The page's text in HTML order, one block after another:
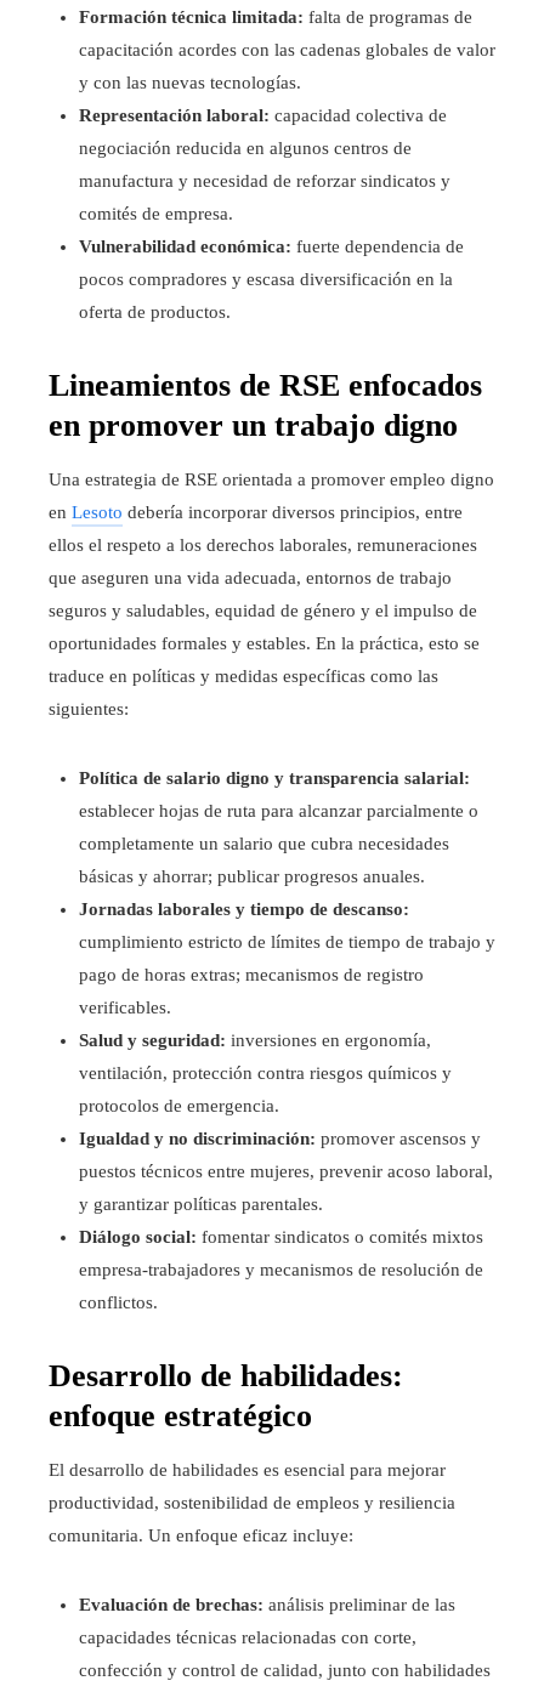
Formación técnica limitada: falta de programas de
capacitación acordes con las cadenas globales de valor
y con las nuevas tecnologías.
Representación laboral: capacidad colectiva de
negociación reducida en algunos centros de
manufactura y necesidad de reforzar sindicatos y
comités de empresa.
Vulnerabilidad económica: fuerte dependencia de
pocos compradores y escasa diversificación en la
oferta de productos.
Lineamientos de RSE enfocados
en promover un trabajo digno
Una estrategia de RSE orientada a promover empleo digno
en Lesoto debería incorporar diversos principios, entre
ellos el respeto a los derechos laborales, remuneraciones
que aseguren una vida adecuada, entornos de trabajo
seguros y saludables, equidad de género y el impulso de
oportunidades formales y estables. En la práctica, esto se
traduce en políticas y medidas específicas como las
siguientes:
Política de salario digno y transparencia salarial:
establecer hojas de ruta para alcanzar parcialmente o
completamente un salario que cubra necesidades
básicas y ahorrar; publicar progresos anuales.
Jornadas laborales y tiempo de descanso:
cumplimiento estricto de límites de tiempo de trabajo y
pago de horas extras; mecanismos de registro
verificables.
Salud y seguridad: inversiones en ergonomía,
ventilación, protección contra riesgos químicos y
protocolos de emergencia.
Igualdad y no discriminación: promover ascensos y
puestos técnicos entre mujeres, prevenir acoso laboral,
y garantizar políticas parentales.
Diálogo social: fomentar sindicatos o comités mixtos
empresa-trabajadores y mecanismos de resolución de
conflictos.
Desarrollo de habilidades:
enfoque estratégico
El desarrollo de habilidades es esencial para mejorar
productividad, sostenibilidad de empleos y resiliencia
comunitaria. Un enfoque eficaz incluye:
Evaluación de brechas: análisis preliminar de las
capacidades técnicas relacionadas con corte,
confección y control de calidad, junto con habilidades